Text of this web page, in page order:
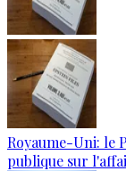
Royaume-Uni: le
publique sur